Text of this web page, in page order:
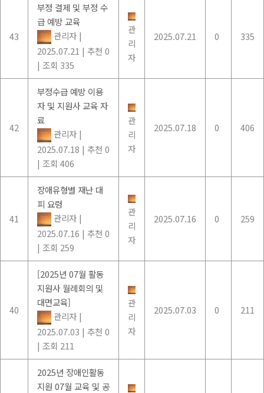
43
부정 결제 및 부정 수
급 예방 교육
관리자 |
2025.07.21 | 추천 0
| 조회 335
관
리
자
2025.07.21 0 335
42
부정수급 예방 이용
자 및 지원사 교육 자
료
관리자 |
2025.07.18 | 추천 0
| 조회 406
관
리
자
2025.07.18 0 406
41
장애유형별 재난 대
피 요령
관리자 |
2025.07.16 | 추천 0
| 조회 259
관
리
자
2025.07.16 0 259
40
[2025년 07월 활동
지원사 월례회의 및
대면교육]
관리자 |
2025.07.03 | 추천 0
| 조회 211
관
리
자
2025.07.03 0 211
2025년 장애인활동
지원 07월 교육 및 공